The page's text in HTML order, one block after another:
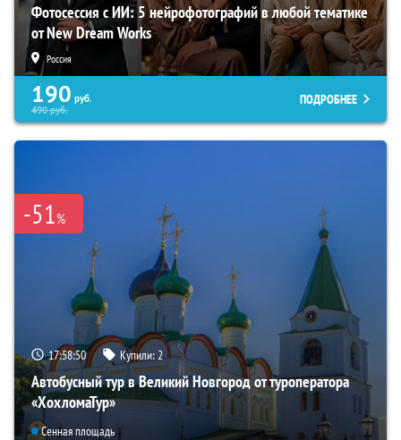
Фотосессия с ИИ: 5 нейрофотографий в любой тематике
от New Dream Works
Россия
190 руб.
490руб.
ПОДРОБНЕЕ
-51%
17:58:49 Купили:2
Автобусный тур в Великий Новгород от туроператора
«ХохломаТур»
Сенная площадь